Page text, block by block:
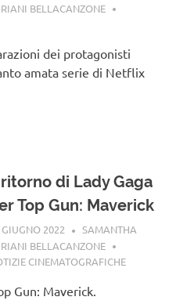
BELLACANZONE
dei protagonisti
amata serie di Netflix
di Lady Gaga
Top Gun: Maverick
2022
SAMANTHA
BELLACANZONE
CINEMATOGRAFICHE
Gun: Maverick.